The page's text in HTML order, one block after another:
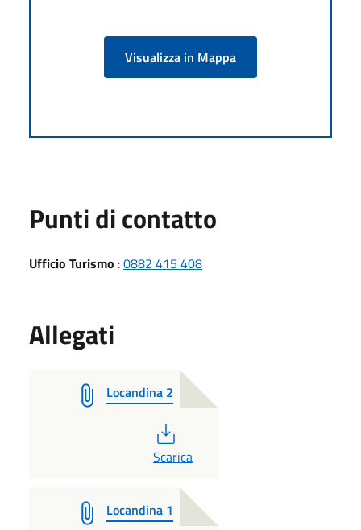
Visualizza in Mappa
Punti di contatto
Ufficio Turismo :0882 415 408
Allegati
Locandina 2
PDF
Scarica
Locandina 1